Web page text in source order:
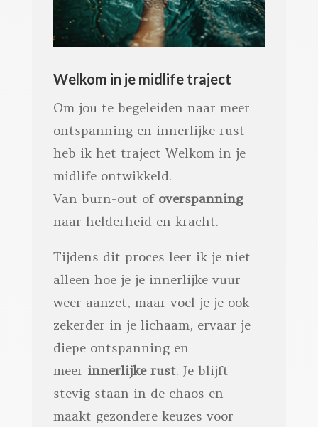
Welkom in je midlife traject
Om jou te begeleiden naar meer
ontspanning en innerlijke rust
heb ik het traject Welkom in je
midlife ontwikkeld.
Van burn-out of overspanning
naar helderheid en kracht.
Tijdens dit proces leer ik je niet
alleen hoe je je innerlijke vuur
weer aanzet, maar voel je je ook
zekerder in je lichaam, ervaar je
diepe ontspanning en
meer innerlijke rust. Je blijft
stevig staan in de chaos en
maakt gezondere keuzes voor